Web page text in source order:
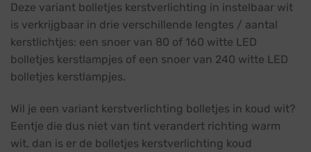
Deze variant bolletjes kerstverlichting in instelbaar wit
is verkrijgbaar in drie verschillende lengtes / aantal
kerstlichtjes: een snoer van 80 of 160 witte LED
bolletjes kerstlampjes of een snoer van 240 witte LED
bolletjes kerstlampjes.
Wil je een variant kerstverlichting bolletjes in koud wit?
Eentje die dus niet van tint verandert richting warm
wit, dan is er de bolletjes kerstverlichting koud